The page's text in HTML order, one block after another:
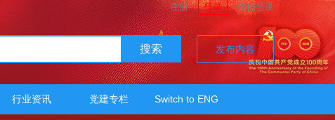
注册 登录 微信登录
搜索 发布内容
行业资讯 党建专栏 Switch to ENG